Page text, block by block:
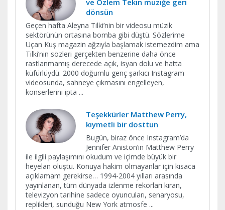
ve Özlem Tekin müziğe geri
dönsün
Geçen hafta Aleyna Tilki’nin bir videosu müzik
sektörünün ortasına bomba gibi düştü. Sözlerime
Uçan Kuş magazin ağzıyla başlamak istemezdim ama
Tilki’nin sözleri gerçekten benzerine daha önce
rastlanmamış derecede açık, isyan dolu ve hatta
küfürlüydü. 2000 doğumlu genç şarkıcı Instagram
videosunda, sahneye çıkmasını engelleyen,
konserlerini ipta ...
Teşekkürler Matthew Perry,
kıymetli bir dosttun
Bugün, biraz önce Instagram’da
Jennifer Aniston’ın Matthew Perry
ile ilgili paylaşımını okudum ve içimde büyük bir
heyelan oluştu. Konuya hakim olmayanlar için kısaca
açıklamam gerekirse… 1994-2004 yılları arasında
yayınlanan, tüm dünyada izlenme rekorları kıran,
televizyon tarihine sadece oyuncuları, senaryosu,
replikleri, sunduğu New York atmosfe ...